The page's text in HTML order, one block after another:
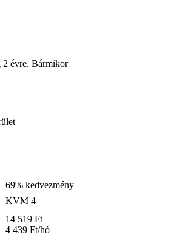
2 évre. Bármikor
69% kedvezmény
KVM 4
14 519 Ft
4 439 Ft/hó